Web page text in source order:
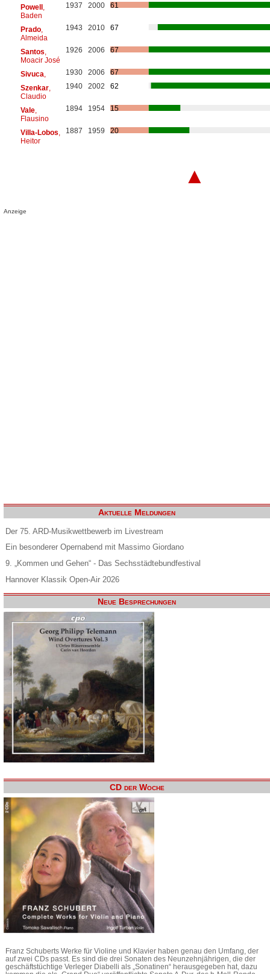
Powell,
Baden
1937 2000 61
Prado,
Almeida
1943 2010 67
Santos
Moacir José
1926 2006 67
Sivuca 1930 2006
67
Szenkar,
Claudio
1940 2002 62
Vale,
Flausino
1894 1954 15
Villa-Lobos
Heitor
1887 1959 20
▲
Anzeige
Aktuelle Meldungen
Der 75. ARD-Musikwettbewerb im Livestream
Ein besonderer Opernabend mit Massimo Giordano
9. „Kommen und Gehen“ - Das Sechsstädtebundfestival
Hannover Klassik Open-Air 2026
Neue Besprechungen
CD der Woche
Franz Schuberts Werke für Violine und Klavier haben genau den Umfang, der
auf zwei CDs passt. Es sind die drei Sonaten des Neunzehnjährigen, die der
geschäftstüchtige Verleger Diabelli als „Sonatinen“ herausgegeben hat, dazu